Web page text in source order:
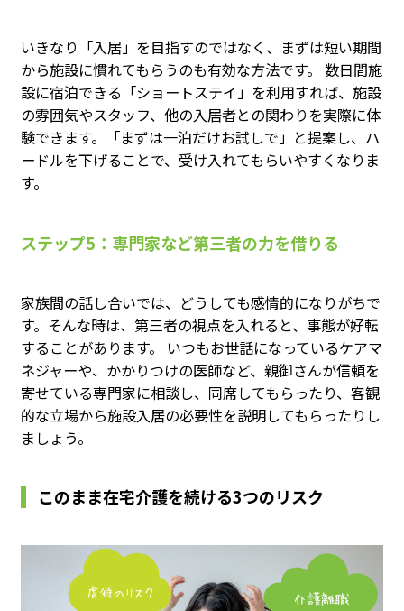
いきなり「入居」を目指すのではなく、まずは短い期間
から施設に慣れてもらうのも有効な方法です。 数日間施
設に宿泊できる「ショートステイ」を利用すれば、施設
の雰囲気やスタッフ、他の入居者との関わりを実際に体
験できます。「まずは一泊だけお試しで」と提案し、ハ
ードルを下げることで、受け入れてもらいやすくなりま
す。
ステップ5：専門家など第三者の力を借りる
家族間の話し合いでは、どうしても感情的になりがちで
す。そんな時は、第三者の視点を入れると、事態が好転
することがあります。 いつもお世話になっているケアマ
ネジャーや、かかりつけの医師など、親御さんが信頼を
寄せている専門家に相談し、同席してもらったり、客観
的な立場から施設入居の必要性を説明してもらったりし
ましょう。
このまま在宅介護を続ける3つのリスク